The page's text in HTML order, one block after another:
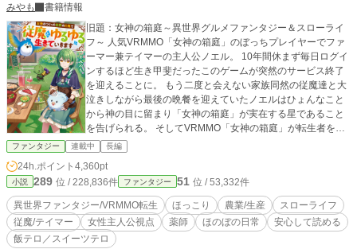
みやも
書籍情報
旧題：女神の箱庭～異世界グルメファンタジー＆スローライ
フ～ 人気VRMMO「女神の箱庭」のぼっちプレイヤーでファ
ーマー兼テイマーの主人公ノエル。 10年間休まず毎日ログイ
ンするほど生き甲斐だったこのゲームが突然のサービス終了
を迎えることに。 もう二度と会えない家族同然の従魔達と大
泣きしながら最後の晩餐を迎えていたノエルはひょんなこと
から神の目に留まり「女神の箱庭」が実在する星であること
を告げられる。 そしてVRMMO「女神の箱庭」が転生者を選
別するための篩だったことを知り、従魔達と離れたくないノ
エルは転生を決意。 「女神の箱庭」こと「アストレイリア」
に転生したノエルはこれまでと同様、従魔達と力を合わせな
がら農業に勤しみ、時には人々と交流しながらアストレイリ
アで生活していく。 素材好き、アイテム好き、図鑑は全て埋
めたいタイプ。何でも余分に持っておきたくて、何でも余分
に作っちゃう。 得意なことは「ご飯作り」と「季節の手仕
事」そして「調薬（ポーション）」。 四季折々の作物を作っ
ファンタジー 連載中 長編
24h.ポイント 4,360pt
小説 289 位 / 228,836件 ファンタジー 51 位 / 53,332件
異世界ファンタジー/VRMMO転生 ほっこり 農業/生産
スローライフ
従魔/テイマー
女性主人公視点 薬師 ほのぼの日常
安心して読める
飯テロ／スイーツテロ